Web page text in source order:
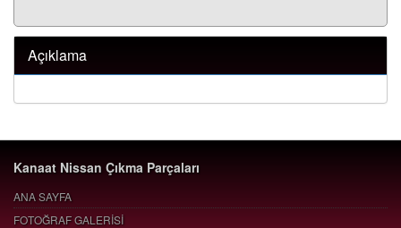
Açıklama
Kanaat Nissan Çıkma Parçaları
ANA SAYFA
FOTOĞRAF GALERİSİ